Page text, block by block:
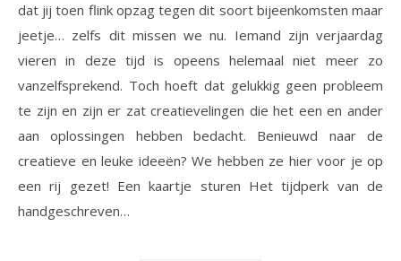
dat jij toen flink opzag tegen dit soort bijeenkomsten maar
jeetje… zelfs dit missen we nu. Iemand zijn verjaardag
vieren in deze tijd is opeens helemaal niet meer zo
vanzelfsprekend. Toch hoeft dat gelukkig geen probleem
te zijn en zijn er zat creatievelingen die het een en ander
aan oplossingen hebben bedacht. Benieuwd naar de
creatieve en leuke ideeën? We hebben ze hier voor je op
een rij gezet! Een kaartje sturen Het tijdperk van de
handgeschreven…